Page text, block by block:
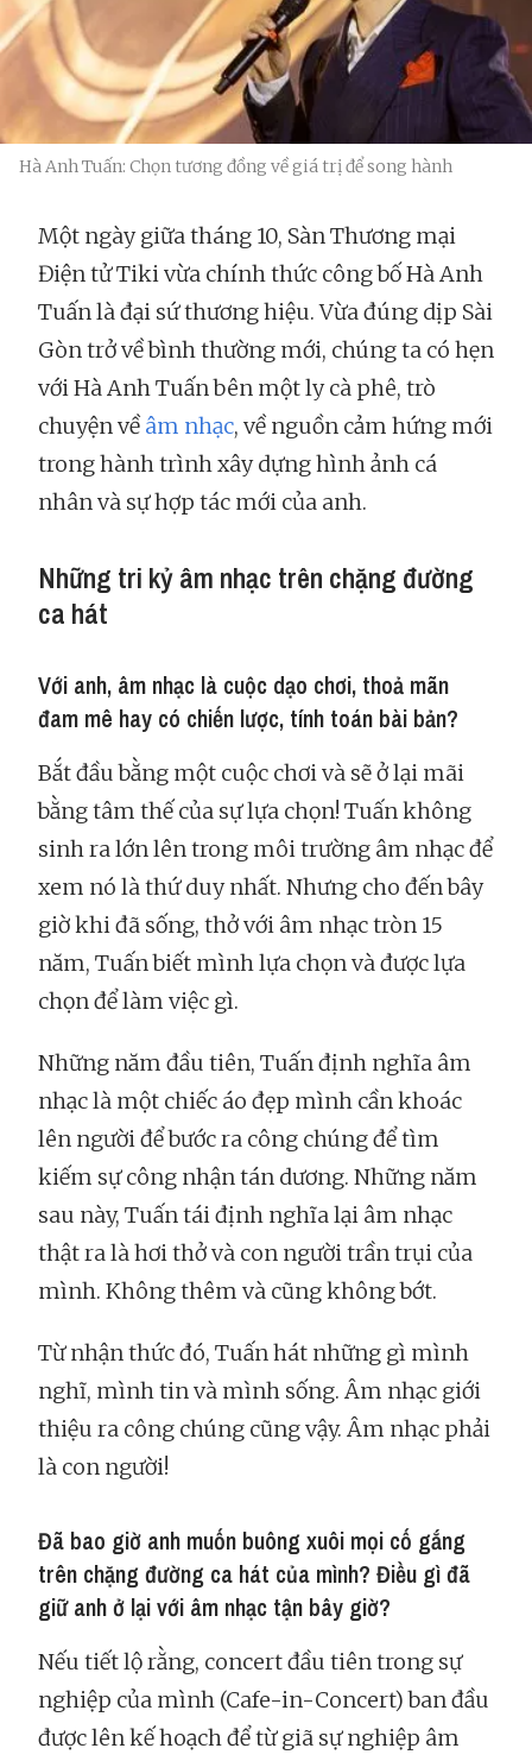
Hà Anh Tuấn: Chọn tương đồng về giá trị để song hành
Một ngày giữa tháng 10, Sàn Thương mại
Điện tử Tiki vừa chính thức công bố Hà Anh
Tuấn là đại sứ thương hiệu. Vừa đúng dịp Sài
Gòn trở về bình thường mới, chúng ta có hẹn
với Hà Anh Tuấn bên một ly cà phê, trò
chuyện về âm nhạc, về nguồn cảm hứng mới
trong hành trình xây dựng hình ảnh cá
nhân và sự hợp tác mới của anh.
Những tri kỷ âm nhạc trên chặng đường
ca hát
Với anh, âm nhạc là cuộc dạo chơi, thoả mãn
đam mê hay có chiến lược, tính toán bài bản?
Bắt đầu bằng một cuộc chơi và sẽ ở lại mãi
bằng tâm thế của sự lựa chọn! Tuấn không
sinh ra lớn lên trong môi trường âm nhạc để
xem nó là thứ duy nhất. Nhưng cho đến bây
giờ khi đã sống, thở với âm nhạc tròn 15
năm, Tuấn biết mình lựa chọn và được lựa
chọn để làm việc gì.
Những năm đầu tiên, Tuấn định nghĩa âm
nhạc là một chiếc áo đẹp mình cần khoác
lên người để bước ra công chúng để tìm
kiếm sự công nhận tán dương. Những năm
sau này, Tuấn tái định nghĩa lại âm nhạc
thật ra là hơi thở và con người trần trụi của
mình. Không thêm và cũng không bớt.
Từ nhận thức đó, Tuấn hát những gì mình
nghĩ, mình tin và mình sống. Âm nhạc giới
thiệu ra công chúng cũng vậy. Âm nhạc phải
là con người!
Đã bao giờ anh muốn buông xuôi mọi cố gắng
trên chặng đường ca hát của mình? Điều gì đã
giữ anh ở lại với âm nhạc tận bây giờ?
Nếu tiết lộ rằng, concert đầu tiên trong sự
nghiệp của mình (Cafe-in-Concert) ban đầu
được lên kế hoạch để từ giã sự nghiệp âm